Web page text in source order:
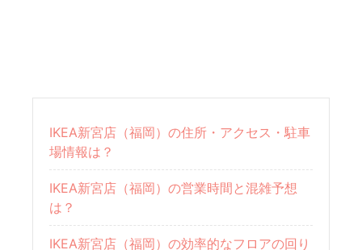
IKEA新宮店（福岡）の住所・アクセス・駐車
場情報は？
IKEA新宮店（福岡）の営業時間と混雑予想
は？
IKEA新宮店（福岡）の効率的なフロアの回り